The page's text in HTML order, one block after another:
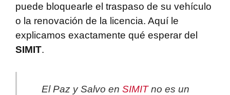
puede bloquearle el traspaso de su vehículo
o la renovación de la licencia. Aquí le
explicamos exactamente qué esperar del
SIMIT.
El Paz y Salvo en SIMITno es un